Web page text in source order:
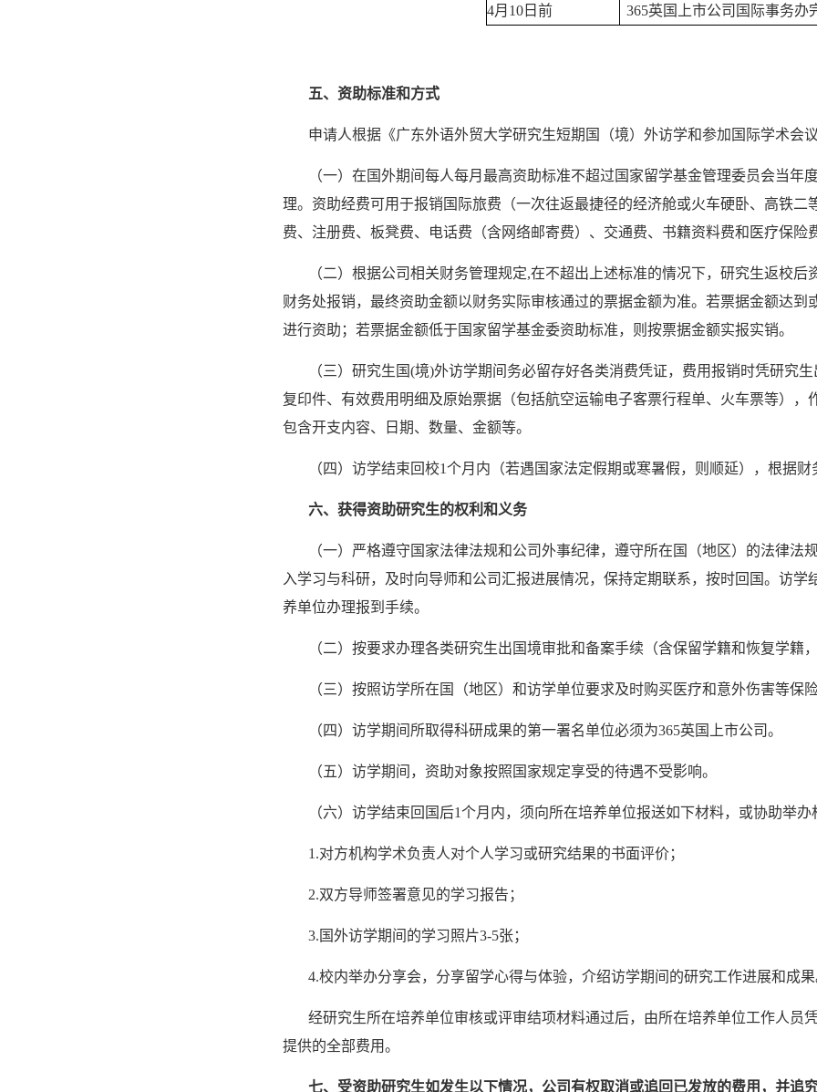
4月10日前
365英国上市公司国际事务办
五、资助标准和方式
申请人根据《广东外语外贸大学研究生短期国（境）外访学和参加国际学术会
（一）在国外期间每人每月最高资助标准不超过国家留学基金管理委员会当
理。资助经费可用于报销国际旅费（一次往返最捷径的经济舱或火车硬卧、高铁
费、注册费、板凳费、电话费（含网络邮寄费）、交通费、书籍资料费和医疗保险
（二）根据公司相关财务管理规定,在不超出上述标准的情况下，研究生返校
财务处报销，最终资助金额以财务实际审核通过的票据金额为准。若票据金额达
进行资助；若票据金额低于国家留学基金委资助标准，则按票据金额实报实销。
（三）研究生国(境)外访学期间务必留存好各类消费凭证，费用报销时凭研究
复印件、有效费用明细及原始票据（包括航空运输电子客票行程单、火车票等），
包含开支内容、日期、数量、金额等。
（四）访学结束回校1个月内（若遇国家法定假期或寒暑假，则顺延），根据
六、获得资助研究生的权利和义务
（一）严格遵守国家法律法规和公司外事纪律，遵守所在国（地区）的法律
入学习与科研，及时向导师和公司汇报进展情况，保持定期联系，按时回国。访
养单位办理报到手续。
（二）按要求办理各类研究生出国境审批和备案手续（含保留学籍和恢复学籍，
（三）按照访学所在国（地区）和访学单位要求及时购买医疗和意外伤害等保险
（四）访学期间所取得科研成果的第一署名单位必须为365英国上市公司。
（五）访学期间，资助对象按照国家规定享受的待遇不受影响。
（六）访学结束回国后1个月内，须向所在培养单位报送如下材料，或协助举办
1.对方机构学术负责人对个人学习或研究结果的书面评价；
2.双方导师签署意见的学习报告；
3.国外访学期间的学习照片3-5张；
4.校内举办分享会，分享留学心得与体验，介绍访学期间的研究工作进展和成果
经研究生所在培养单位审核或评审结项材料通过后，由所在培养单位工作人员
提供的全部费用。
七、受资助研究生如发生以下情况，公司有权取消或追回已发放的费用，并追